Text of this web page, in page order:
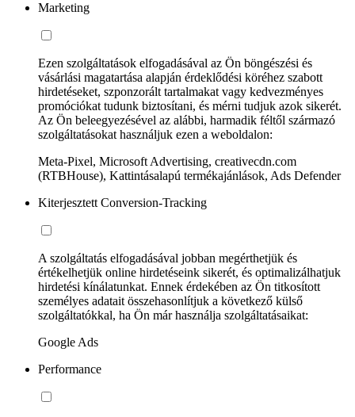
Marketing
Ezen szolgáltatások elfogadásával az Ön böngészési és
vásárlási magatartása alapján érdeklődési köréhez szabott
hirdetéseket, szponzorált tartalmakat vagy kedvezményes
promóciókat tudunk biztosítani, és mérni tudjuk azok sikerét.
Az Ön beleegyezésével az alábbi, harmadik féltől származó
szolgáltatásokat használjuk ezen a weboldalon:
Meta-Pixel, Microsoft Advertising, creativecdn.com
(RTBHouse), Kattintásalapú termékajánlások, Ads Defender
Kiterjesztett Conversion-Tracking
A szolgáltatás elfogadásával jobban megérthetjük és
értékelhetjük online hirdetéseink sikerét, és optimalizálhatjuk
hirdetési kínálatunkat. Ennek érdekében az Ön titkosított
személyes adatait összehasonlítjuk a következő külső
szolgáltatókkal, ha Ön már használja szolgáltatásaikat:
Google Ads
Performance